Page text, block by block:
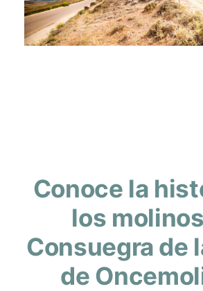
Conoce la
los
Consuegra de
de